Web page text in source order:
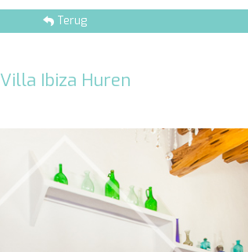
Terug
Villa Ibiza Huren